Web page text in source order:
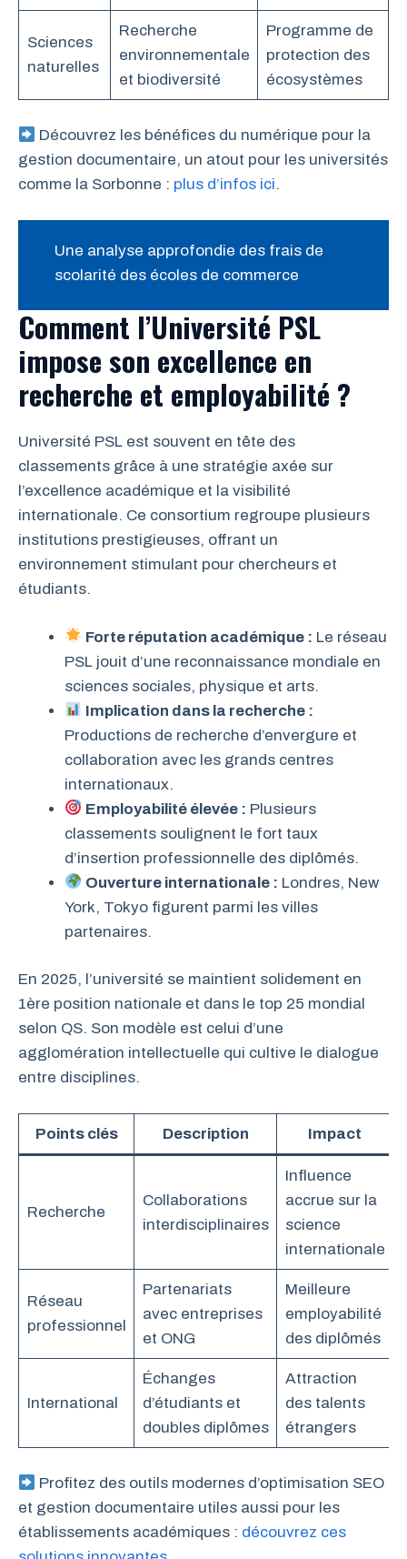
Sciences
naturelles
Recherche
environnementale
et biodiversité
Programme de
protection des
écosystèmes
Découvrez les bénéfices du numérique pour la
gestion documentaire, un atout pour les universités
comme la Sorbonne : plus d’infos ici.
Une analyse approfondie des frais de
scolarité des écoles de commerce
Comment l’Université PSL
impose son excellence en
recherche et employabilité ?
Université PSL est souvent en tête des
classements grâce à une stratégie axée sur
l’excellence académique et la visibilité
internationale. Ce consortium regroupe plusieurs
institutions prestigieuses, offrant un
environnement stimulant pour chercheurs et
étudiants.
Forte réputation académique : Le réseau
PSL jouit d’une reconnaissance mondiale en
sciences sociales, physique et arts.
Implication dans la recherche :
Productions de recherche d’envergure et
collaboration avec les grands centres
internationaux.
Employabilité élevée : Plusieurs
classements soulignent le fort taux
d’insertion professionnelle des diplômés.
Ouverture internationale : Londres, New
York, Tokyo figurent parmi les villes
partenaires.
En 2025, l’université se maintient solidement en
1ère position nationale et dans le top 25 mondial
selon QS. Son modèle est celui d’une
agglomération intellectuelle qui cultive le dialogue
entre disciplines.
Points clés Description Impact
Recherche
Collaborations
interdisciplinaires
Influence
accrue sur la
science
internationale
Réseau
professionnel
Partenariats
avec entreprises
et ONG
Meilleure
employabilité
des diplômés
International
Échanges
d’étudiants et
doubles diplômes
Attraction
des talents
étrangers
Profitez des outils modernes d’optimisation SEO
et gestion documentaire utiles aussi pour les
établissements académiques : découvrez ces